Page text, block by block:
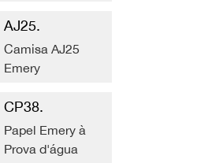
AJ25.
Camisa AJ25
Emery
CP38.
Papel Emery à
Prova d'água